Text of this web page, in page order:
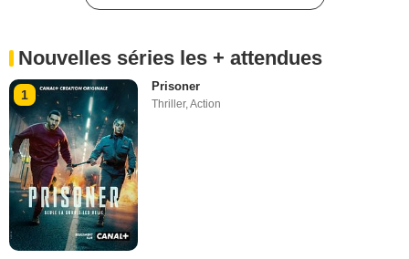
Nouvelles séries les + attendues
1
Prisoner
Thriller,Action